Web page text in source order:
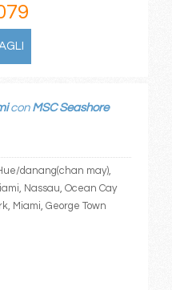
con MSC Seashore
danang(chan may),
Nassau, Ocean Cay
Miami, George Town